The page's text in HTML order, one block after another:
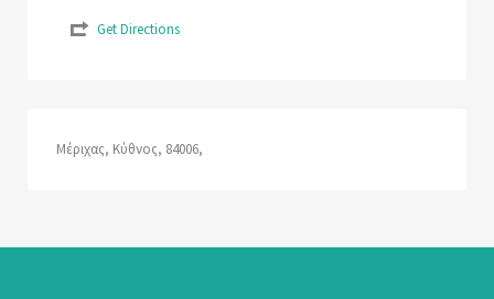
Get Directions
Μέριχας, Κύθνος, 84006,